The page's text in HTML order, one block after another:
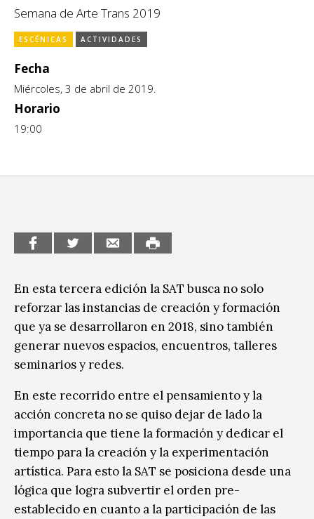
CCE en el interior/libros
Espacio itinerante de lectura infantil
Exposiciones
Formación
Género y Diversidad
Infantil y Juvenil
Sin categoría
Semana de Arte Trans 2019
ESCÉNICAS ACTIVIDADES
Fecha
Miércoles, 3 de abril de 2019.
Horario
19:00
En esta tercera edición la SAT busca no solo
reforzar las instancias de creación y formación
que ya se desarrollaron en 2018, sino también
generar nuevos espacios, encuentros, talleres
seminarios y redes.
En este recorrido entre el pensamiento y la
acción concreta no se quiso dejar de lado la
importancia que tiene la formación y dedicar el
tiempo para la creación y la experimentación
artística. Para esto la SAT se posiciona desde una
lógica que logra subvertir el orden pre-
establecido en cuanto a la participación de las